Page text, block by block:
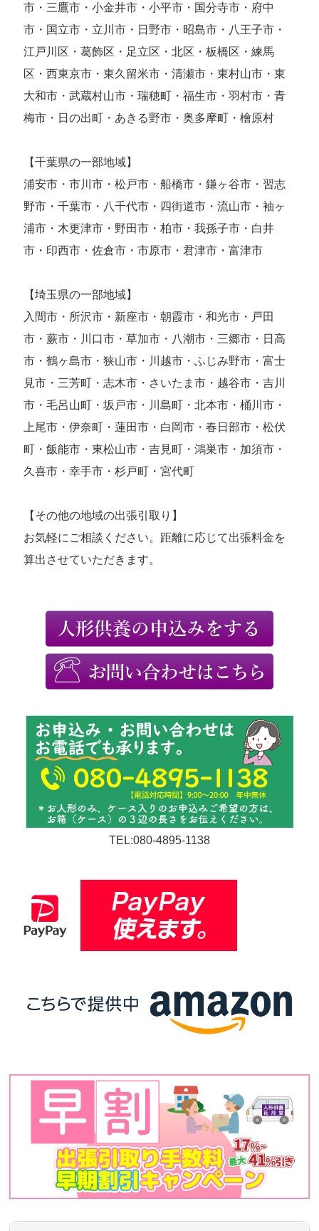
市・三鷹市・小金井市・小平市・国分寺市・府中
市・国立市・立川市・日野市・昭島市・八王子市・
江戸川区・葛飾区・足立区・北区・板橋区・練馬
区・西東京市・東久留米市・清瀬市・東村山市・東
大和市・武蔵村山市・瑞穂町・福生市・羽村市・青
梅市・日の出町・あきる野市・奥多摩町・檜原村
【千葉県の一部地域】
浦安市・市川市・松戸市・船橋市・鎌ヶ谷市・習志
野市・千葉市・八千代市・四街道市・流山市・袖ヶ
浦市・木更津市・野田市・柏市・我孫子市・白井
市・印西市・佐倉市・市原市・君津市・富津市
【埼玉県の一部地域】
入間市・所沢市・新座市・朝霞市・和光市・戸田
市・蕨市・川口市・草加市・八潮市・三郷市・日高
市・鶴ヶ島市・狭山市・川越市・ふじみ野市・富士
見市・三芳町・志木市・さいたま市・越谷市・吉川
市・毛呂山町・坂戸市・川島町・北本市・桶川市・
上尾市・伊奈町・蓮田市・白岡市・春日部市・松伏
町・飯能市・東松山市・吉見町・鴻巣市・加須市・
久喜市・幸手市・杉戸町・宮代町
【その他の地域の出張引取り】
お気軽にご相談ください。距離に応じて出張料金を
算出させていただきます。
TEL:080-4895-1138